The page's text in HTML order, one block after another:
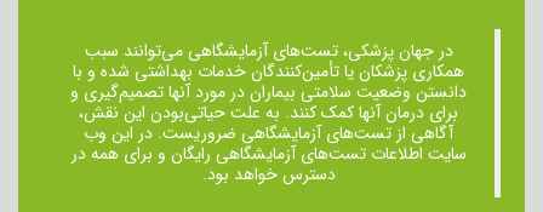
در جهان پزشکی، تست‌های آزمایشگاهی می‌توانند سبب
همکاری پزشکان یا تأمین‌کنندگان خدمات بهداشتی شده و با
دانستن وضعیت سلامتی بیماران در مورد آنها تصمیم‌گیری و
برای درمان ‌آنها کمک کنند. به علت حیاتی‌بودن این نقش،
آگاهی از تست‌های آزمایشگاهی ضروریست. در این وب
سایت اطلاعات تست‌های آزمایشگاهی رایگان و برای همه در
دسترس خواهد بود.